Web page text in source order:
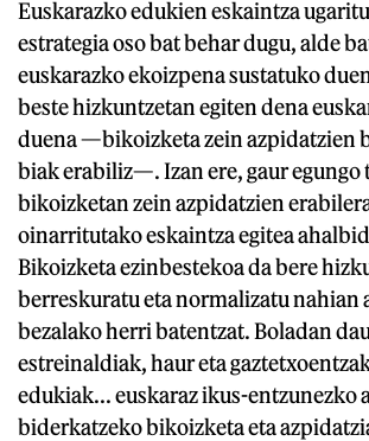
Euskarazko edukien eskaintza
estrategia oso bat behar dugu, alde
euskarazko ekoizpena sustatuko
beste hizkuntzetan egiten dena
duena —bikoizketa zein azpidatzien
biak erabiliz—. Izan ere, gaur
bikoizketan zein azpidatzien
oinarritutako eskaintza egitea
Bikoizketa ezinbestekoa da bere
berreskuratu eta normalizatu nahian
bezalako herri batentzat. Boladan
estreinaldiak, haur eta
edukiak... euskaraz ikus-entzunezko
biderkatzeko bikoizketa eta